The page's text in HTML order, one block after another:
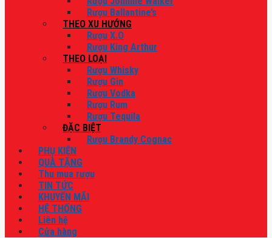
Rượu Ballantine’s
THEO XU HƯỚNG
Rượu X.O
Rượu King Arthur
THEO LOẠI
Rượu Whisky
Rượu Gin
Rượu Vodka
Rượu Rum
Rượu Tequila
ĐẶC BIỆT
Rượu Brandy Cognac
PHỤ KIỆN
QUÀ TẶNG
Thu mua rượu
TIN TỨC
KHUYẾN MÃI
HỆ THỐNG
Liên hệ
Cửa hàng